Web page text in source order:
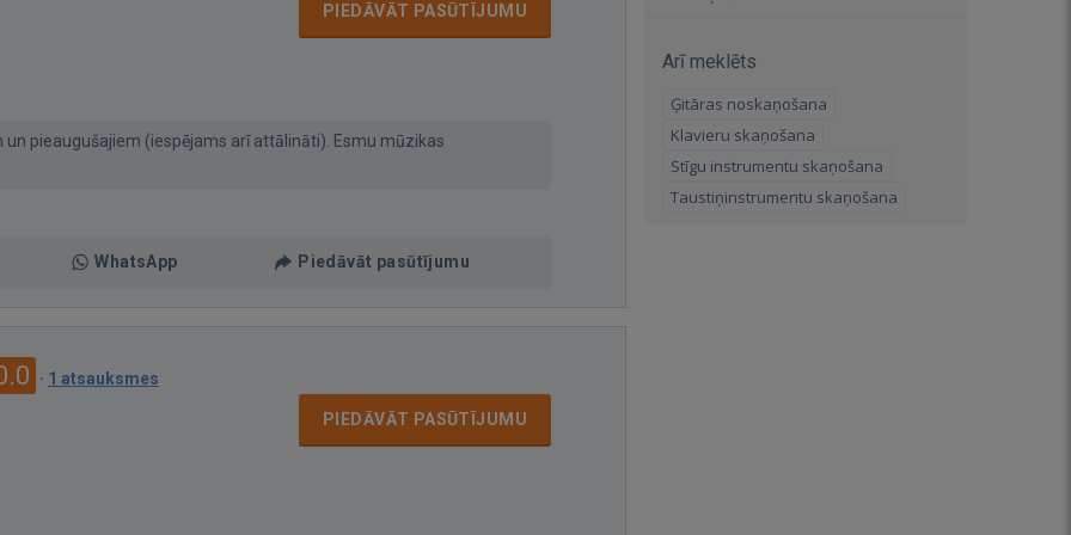
PIEDĀVĀT PASŪTĪJUMU
pieaugušajiem (iespējams arī attālināti). Esmu mūzikas
WhatsApp Piedāvāt pasūtījumu
· 1 atsauksmes
PIEDĀVĀT PASŪTĪJUMU
Arī meklēts
Ģitāras noskaņošana
Klavieru skaņošana
Stīgu instrumentu skaņošana
Taustiņinstrumentu skaņošana